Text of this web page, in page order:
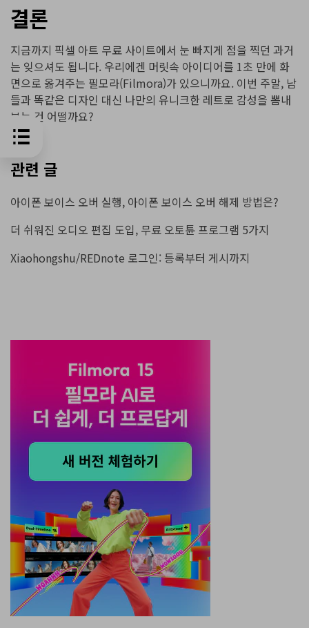
결론
지금까지 픽셀 아트 무료 사이트에서 눈 빠지게 점을 찍던 과거
는 잊으셔도 됩니다. 우리에겐 머릿속 아이디어를 1초 만에 화
면으로 옮겨주는 필모라(Filmora)가 있으니까요. 이번 주말, 남
들과 똑같은 디자인 대신 나만의 유니크한 레트로 감성을 뽐내
보는 건 어떨까요?
관련 글
아이폰 보이스 오버 실행, 아이폰 보이스 오버 해제 방법은?
더 쉬워진 오디오 편집 도입, 무료 오토튠 프로그램 5가지
Xiaohongshu/REDnote 로그인: 등록부터 게시까지